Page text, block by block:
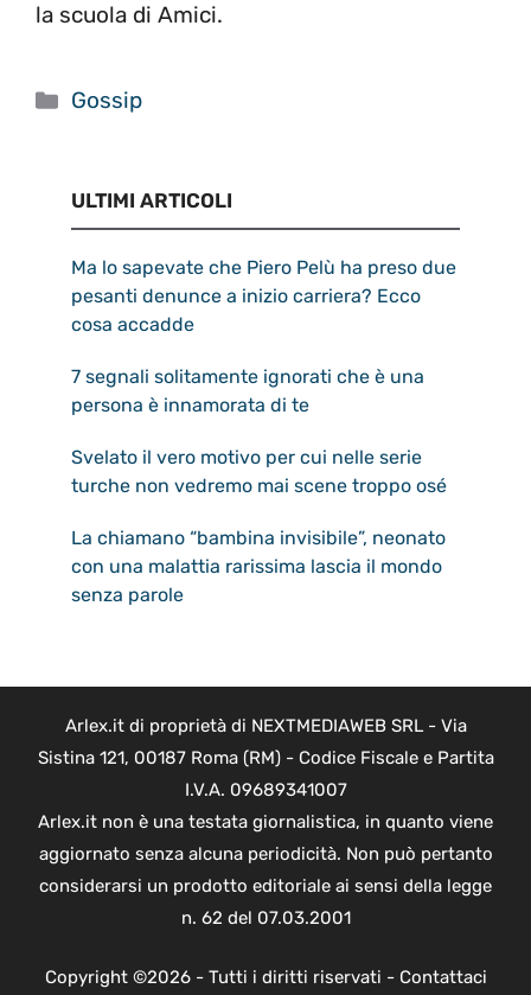
la scuola di Amici.
Categorie
Gossip
ULTIMI ARTICOLI
Ma lo sapevate che Piero Pelù ha preso due
pesanti denunce a inizio carriera? Ecco
cosa accadde
7 segnali solitamente ignorati che è una
persona è innamorata di te
Svelato il vero motivo per cui nelle serie
turche non vedremo mai scene troppo osé
La chiamano “bambina invisibile”, neonato
con una malattia rarissima lascia il mondo
senza parole
Arlex.it di proprietà di NEXTMEDIAWEB SRL - Via
Sistina 121, 00187 Roma (RM) - Codice Fiscale e Partita
I.V.A. 09689341007
Arlex.it non è una testata giornalistica, in quanto viene
aggiornato senza alcuna periodicità. Non può pertanto
considerarsi un prodotto editoriale ai sensi della legge
n. 62 del 07.03.2001
Copyright ©2026 - Tutti i diritti riservati - Contattaci